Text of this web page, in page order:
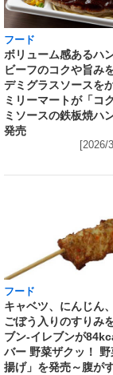
フード
ボリューム感あるハ
ビーフのコクや旨み
デミグラスソースを
ミリーマートが「コ
ミソースの鉄板焼ハ
発売
[2026/
フード
キャベツ、にんじん
ごぼう入りのすりみ
ブン‐イレブンが
バー 野菜ザクッ！
揚げ」を発売～腹が